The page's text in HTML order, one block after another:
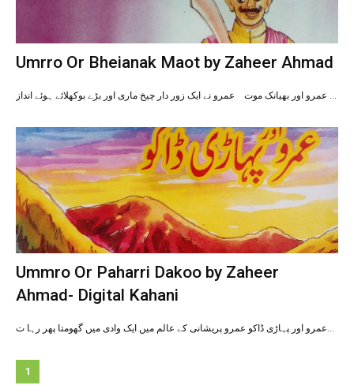
Umrro Or Bheianak Maot by Zaheer Ahmad
عمرو اور بھیانک موت عمرو نے ایک زور دار چیخ ماری اور بڑے بوکھلائے ہوئے انداز …
Ummro Or Paharri Dakoo by Zaheer
Ahmad- Digital Kahani
عمرو اور پہاڑی ڈاکو عمرو پریشانی کے عالم میں ایک وادی میں گھومتا پھر رہا ت…
1